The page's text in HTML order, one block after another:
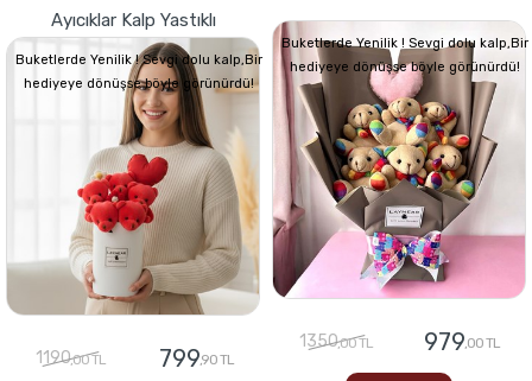
Ayıcıklar Kalp Yastıklı
Buketlerde Yenilik ! Sevgi dolu kalp,Bir
hediyeye dönüşse böyle görünürdü!
1190,00 TL 799,90 TL
Buketlerde Yenilik ! Sevgi dolu kalp,Bir
hediyeye dönüşse böyle görünürdü!
1350,00 TL 979,00 TL